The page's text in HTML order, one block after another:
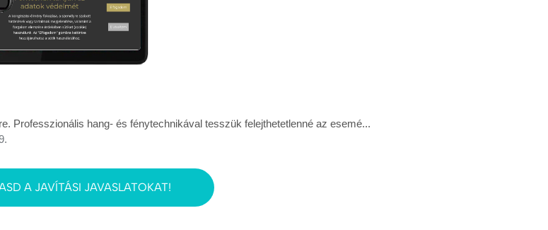
Professzionális hang- és fénytechnikával tesszük felejthetetlenné az esemé...
A JAVÍTÁSI JAVASLATOKAT!